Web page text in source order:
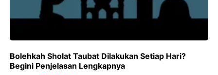
Bolehkah Sholat Taubat Dilakukan Setiap Hari?
Begini Penjelasan Lengkapnya